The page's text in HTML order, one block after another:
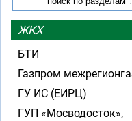
ЖКХ
БТИ
Газпром
ГУ ИС (ЕИРЦ)
ГУП «Мосводосток»,